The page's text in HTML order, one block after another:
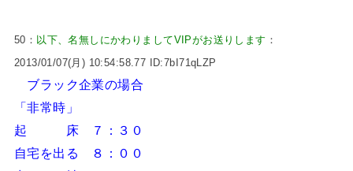
50： 以下、名無しにかわりましてVIPがお送りします ：
2013/01/07(月) 10:54:58.77 ID:7bI71qLZP
ブラック企業の場合
「非常時」
起 床 ７：３０
自宅を出る ８：００